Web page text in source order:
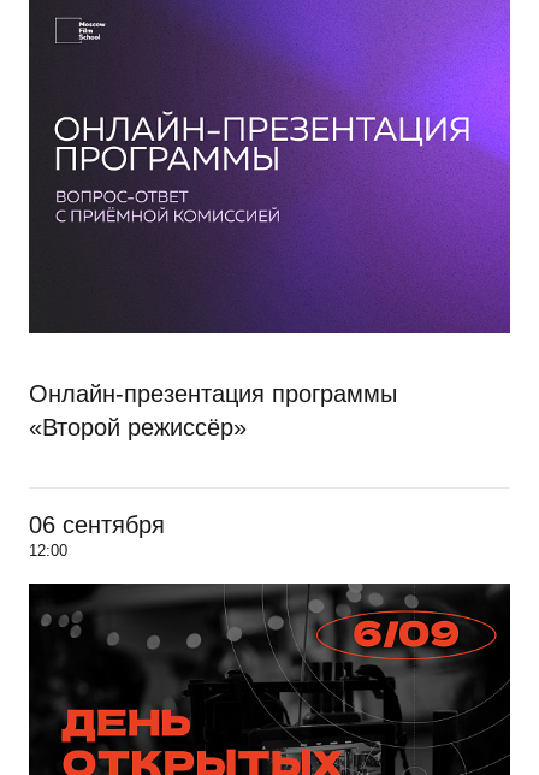
Онлайн-презентация программы
«Второй режиссёр»
06 сентября
12:00